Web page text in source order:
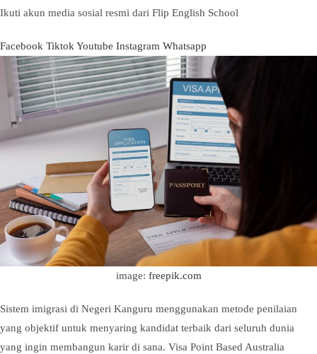
Ikuti akun media sosial resmi dari Flip English School
Facebook Tiktok Youtube Instagram Whatsapp
image: freepik.com
Sistem imigrasi di Negeri Kanguru menggunakan metode penilaian
yang objektif untuk menyaring kandidat terbaik dari seluruh dunia
yang ingin membangun karir di sana. Visa Point Based Australia